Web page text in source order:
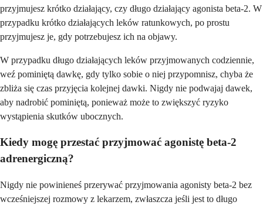
przyjmujesz krótko działający, czy długo działający agonista beta-2. W
przypadku krótko działających leków ratunkowych, po prostu
przyjmujesz je, gdy potrzebujesz ich na objawy.
W przypadku długo działających leków przyjmowanych codziennie,
weź pominiętą dawkę, gdy tylko sobie o niej przypomnisz, chyba że
zbliża się czas przyjęcia kolejnej dawki. Nigdy nie podwajaj dawek,
aby nadrobić pominiętą, ponieważ może to zwiększyć ryzyko
wystąpienia skutków ubocznych.
Kiedy mogę przestać przyjmować agonistę beta-2
adrenergiczną?
Nigdy nie powinieneś przerywać przyjmowania agonisty beta-2 bez
wcześniejszej rozmowy z lekarzem, zwłaszcza jeśli jest to długo